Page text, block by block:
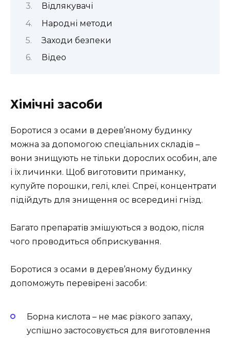
Відлякувачі
Народні методи
Заходи безпеки
Відео
Хімічні засоби
Боротися з осами в дерев’яному будинку
можна за допомогою спеціальних складів –
вони знищують не тільки дорослих особин, але
і їх личинки. Щоб виготовити приманку,
купуйте порошки, гелі, клеї. Спреї, концентрати
підійдуть для знищення ос всередині гнізд.
Багато препаратів змішуються з водою, після
чого проводиться обприскування.
Боротися з осами в дерев’яному будинку
допоможуть перевірені засоби:
Борна кислота – не має різкого запаху,
успішно застосовується для виготовлення